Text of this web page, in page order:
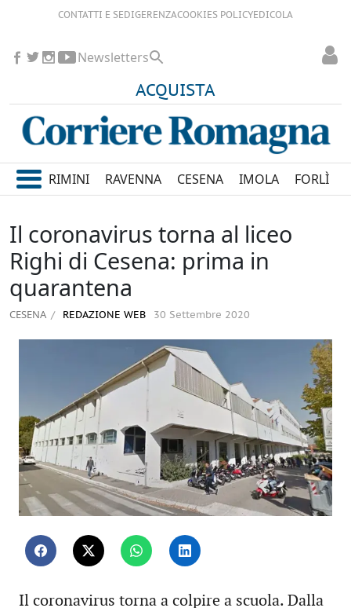
CONTATTI E SEDIGERENZACOOKIES POLICYEDICOLA
ACQUISTA
Newsletters
RIMINI RAVENNA CESENA IMOLA FORLÌ
Il coronavirus torna al liceo
Righi di Cesena: prima in
quarantena
CESENA REDAZIONE WEB 30 Settembre 2020
Il coronavirus torna a colpire a scuola. Dalla